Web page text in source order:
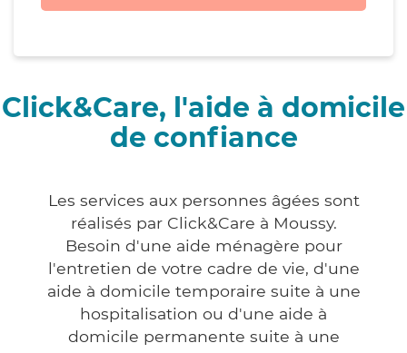
Click&Care, l'aide à domicile
de confiance
Les services aux personnes âgées sont
réalisés par Click&Care à Moussy.
Besoin d'une aide ménagère pour
l'entretien de votre cadre de vie, d'une
aide à domicile temporaire suite à une
hospitalisation ou d'une aide à
domicile permanente suite à une